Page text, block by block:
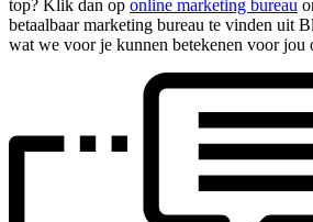
top? Klik dan op online marketing bureau
betaalbaar marketing bureau te vinden uit
wat we voor je kunnen betekenen voor jou